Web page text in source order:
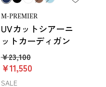
M-PREMIER
UVカットシアーニ
ットカーディガン
￥23,100
￥11,550
SALE